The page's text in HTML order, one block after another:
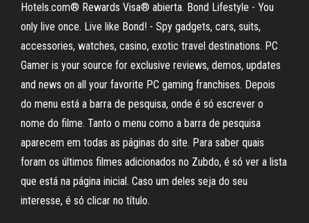
Hotels.com® Rewards Visa® abierta. Bond Lifestyle - You
only live once. Live like Bond! - Spy gadgets, cars, suits,
accessories, watches, casino, exotic travel destinations. PC
Gamer is your source for exclusive reviews, demos, updates
and news on all your favorite PC gaming franchises. Depois
do menu está a barra de pesquisa, onde é só escrever o
nome do filme. Tanto o menu como a barra de pesquisa
aparecem em todas as páginas do site. Para saber quais
foram os últimos filmes adicionados no Zubdo, é só ver a lista
que está na página inicial. Caso um deles seja do seu
interesse, é só clicar no título.